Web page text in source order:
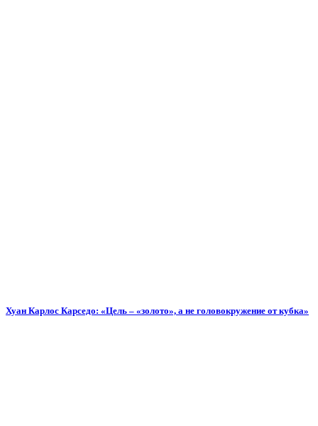
Хуан Карлос Карседо: «Цель – «золото», а не головокружение от кубка»